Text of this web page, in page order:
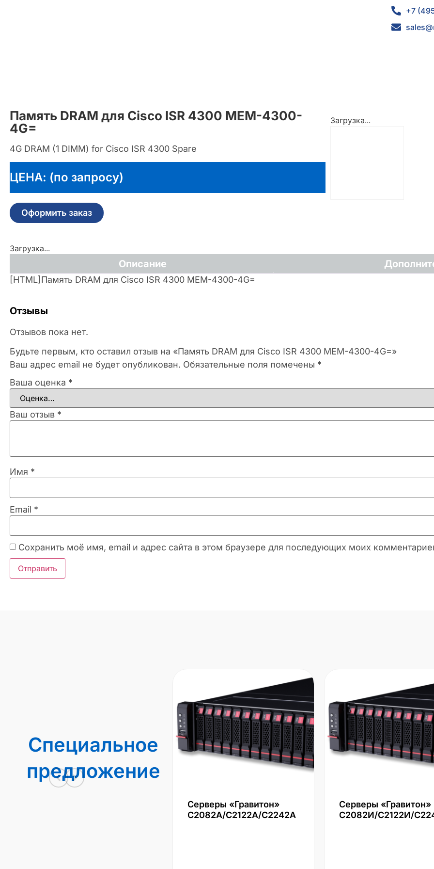
+7
Память DRAM для Cisco ISR 4300 MEM-4300-
4G=
4G DRAM (1 DIMM) for Cisco ISR 4300 Spare
ЦЕНА: (по запросу)
Оформить заказ
Загрузка...
Загрузка...
Описание
[HTML]Память DRAM для Cisco ISR 4300 MEM-4300-4G=
Отзывы
Отзывов пока нет.
Будьте первым, кто оставил отзыв на «Память DRAM для Cisco ISR 4300 MEM-4300-4G=»
Ваш адрес email не будет опубликован. Обязательные поля помечены *
Ваша оценка *
Ваш отзыв *
Имя *
Email *
Сохранить моё имя, email и адрес сайта в этом браузере для последующих моих
Специальное
предложение
Серверы «Гравитон»
С2082А/С2122А/С2242А
Серверы «Гравитон»
С2082И/С2122И/